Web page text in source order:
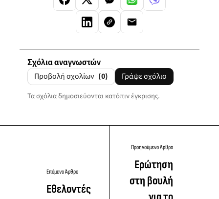
Σχόλια αναγνωστών
Προβολή σχολίων (0) Γράψε σχόλιο
Τα σχόλια δημοσιεύονται κατόπιν έγκρισης.
Επόμενο Άρθρο
Εθελοντές
Προηγούμενο Άρθρο
Ερώτηση
στη βουλή